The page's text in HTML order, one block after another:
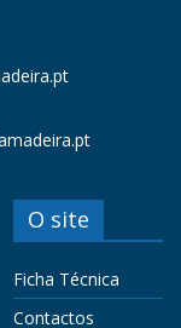
O site
Ficha Técnica
Contactos